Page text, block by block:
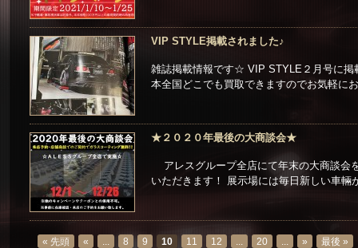
VIP STYLE掲載されました♪
雑誌掲載情報です☆ VIP STYLE２月号に掲
本全国どこでも買取できますのでお気軽に
★２０２０年最後の大商談会★
アレスグループ全店にて年末の大商談会
いただきます！ 展示場には毎日新しい車
« 先頭 « 8 9 10 11 12 20 » 最後 »